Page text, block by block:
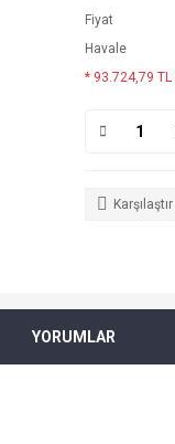
Fiyat
Havale
* 93.724,79
Karşılaştır
YORUMLAR